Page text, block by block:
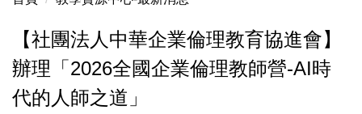
【社團法人中華企業倫理教育協進會】
辦理「2026全國企業倫理教師營-AI時
代的人師之道」